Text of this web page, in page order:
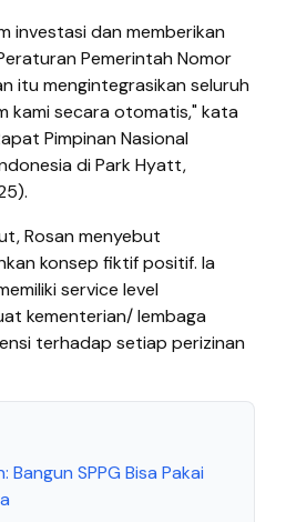
investasi dan memberikan
Pemerintah Nomor
itu mengintegrasikan seluruh
kami secara otomatis," kata
Pimpinan Nasional
di Park Hyatt,
Rosan menyebut
konsep fiktif positif. Ia
service level
kementerian/ lembaga
terhadap setiap perizinan
Bangun SPPG Bisa Pakai